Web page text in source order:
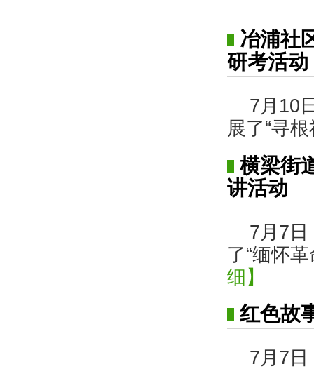
冶浦社
研考活动
7月10
展了“寻
横梁街
讲活动
7月7日
了“缅怀
细】
红色故
7月7日